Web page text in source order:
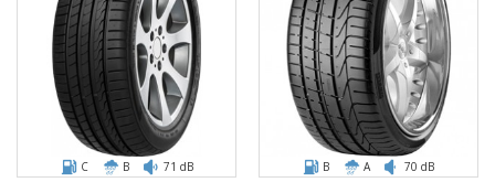
C B 71 dB B A 70 dB